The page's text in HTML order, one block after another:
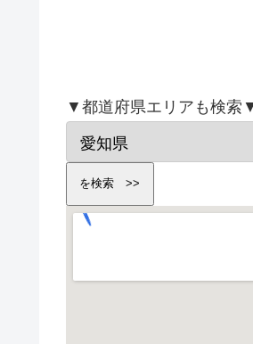
▼都道府県エリアも検索